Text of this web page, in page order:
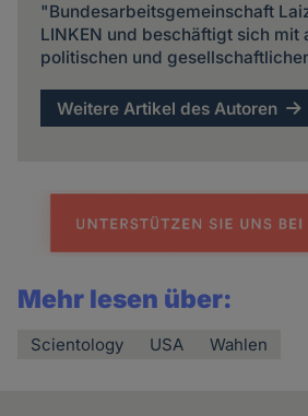
"Bundesarbeitsgemeinschaft
LINKEN und beschäftigt sich mit
politischen und
Weitere Artikel des Autoren
Mehr lesen über:
Scientology USA Wahlen